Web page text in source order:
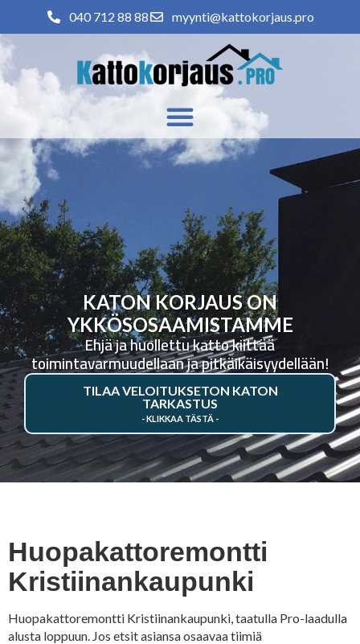
040 712 88 88 myynti@kattokorjaus.pro
KATON KORJAUS ON
YKKÖSOSAAMISTAMME
Ehjä ja huollettu katto kiittää
toimintavarmuudellaan ja pitkäikäisyydellään!
TILAA VELOITUKSETON KATON
TARKASTUS
Huopakattoremontti
Kristiinankaupunki
Huopakattoremontti Kristiinankaupunki, taatulla Pro-laadulla
alusta loppuun. Jos etsit asiansa osaavaa tiimiä